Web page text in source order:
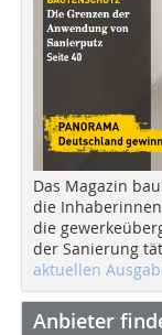
Das Magazin
die
die
der Sanierung
aktuellen
Anbieter